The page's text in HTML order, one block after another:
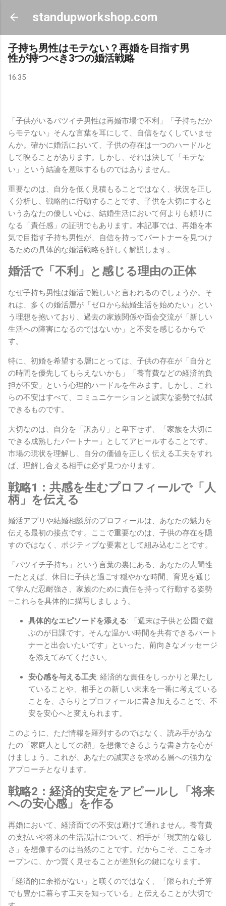
スキップしてメイン コンテンツに移動
standupworkshop.com
子持ち男性はモテない？再婚を目指す男
性が持つべき3つの婚活戦略
16:35
「子供がいるバツイチ男性は再婚市場で不利」「子持ちだか
らモテない」そんな言葉を耳にして、自信をなくしていませ
んか。確かに婚活において、子供の存在は一つのハードルと
して映ることがあります。しかし、それは決して「モテな
い」という結論を意味するものではありません。
重要なのは、自分を低く見積もることではなく、状況を正し
く分析し、戦略的に行動することです。子供を大切にすると
いうあなたの優しい心は、結婚生活において何よりも頼りに
なる「責任感」の証明でもあります。本記事では、再婚を本
気で目指す子持ち男性が、自信を持ってパートナーを見つけ
るための具体的な婚活戦略を詳しく解説します。
婚活で「不利」と感じる理由の正体
なぜ子持ち男性は婚活で難しいと言われるのでしょうか。そ
れは、多くの婚活層が「ゼロから結婚生活を始めたい」とい
う理想を抱いており、過去の家族関係や面会交流が「新しい
生活への障害になるのではないか」と不安を感じるからで
す。
特に、初婚を希望する層にとっては、子供の存在が「自分と
の時間を優先してもらえないかも」「養育費などの経済的負
担が不安」という心理的ハードルを生みます。しかし、これ
らの不安はすべて、コミュニケーションと誠実な姿勢で払拭
できるものです。
大切なのは、自分を「訳あり」と卑下せず、「家族を大切に
できる成熟したパートナー」としてアピールすることです。
市場の現状を理解し、自分の価値を正しく伝える工夫をすれ
ば、理解し合える相手は必ず見つかります。
戦略1：共感を生むプロフィールで「人
柄」を伝える
婚活アプリや結婚相談所のプロフィールは、あなたの魅力を
伝える最初の接点です。ここで重要なのは、子供の存在を隠
すのではなく、ポジティブな要素として組み込むことです。
「バツイチ子持ち」という言葉の裏にある、あなたの人間性
—たとえば、休日に子供と過ごす穏やかな時間、育児を通じ
て学んだ忍耐強さ、家族のために責任を持って行動する姿勢
—これらを具体的に描写しましょう。
具体的なエピソードを添える: 「週末は子供と公園で遊
ぶのが日課です。そんな温かい時間を共有できるパート
ナーと出会いたいです」といった、前向きなメッセージ
を添えてみてください。
安心感を与える工夫: 経済的な責任をしっかりと果たし
ていることや、相手との新しい未来を一番に考えている
ことを、さらりとプロフィールに書き加えることで、不
安を安心へと変えられます。
このように、ただ情報を羅列するのではなく、読み手があな
たの「家庭人としての顔」を想像できるような書き方を心が
けましょう。これが、あなたの誠実さを求める層への強力な
アプローチとなります。
戦略2：経済的安定をアピールし「将来
への安心感」を作る
再婚において、経済面での不安は避けて通れません。養育費
の支払いや将来の生活設計について、相手が「現実的な厳し
さ」を想像するのは当然のことです。だからこそ、ここをオ
ープンに、かつ賢く見せることが差別化の鍵になります。
「経済的に余裕がない」と嘆くのではなく、「限られた予算
でも豊かに暮らす工夫を知っている」と伝えることが大切で